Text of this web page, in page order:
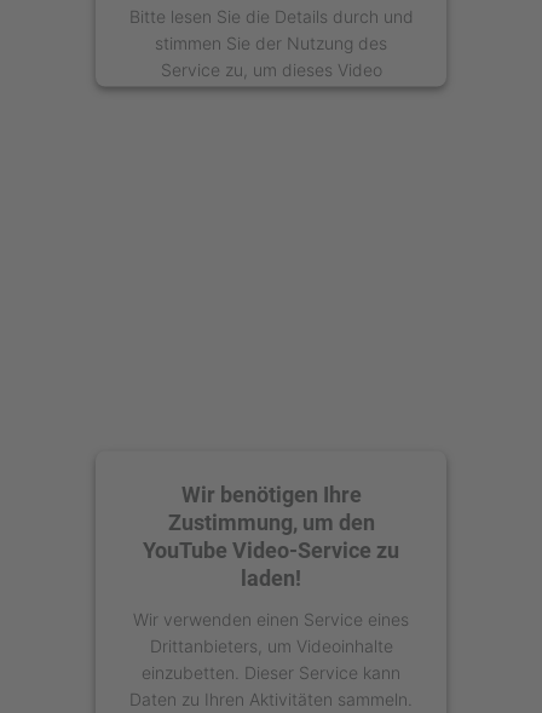
Bitte lesen Sie die Details durch und
stimmen Sie der Nutzung des
Service zu, um dieses Video
anzusehen.
Wir benötigen Ihre
Zustimmung, um den
YouTube Video-Service zu
laden!
Wir verwenden einen Service eines
Drittanbieters, um Videoinhalte
einzubetten. Dieser Service kann
Daten zu Ihren Aktivitäten sammeln.